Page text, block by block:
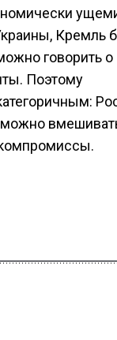
Кремль
говорить о
Поэтому
можно